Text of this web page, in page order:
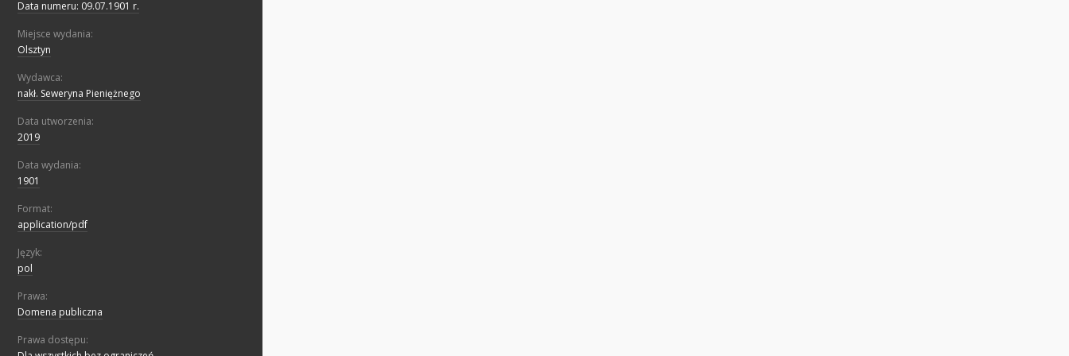
Data numeru: 09.07.1901 r.
Miejsce wydania:
Olsztyn
Wydawca:
nakł. Seweryna Pieniężnego
Data utworzenia:
2019
Data wydania:
1901
Format:
application/pdf
Język:
pol
Prawa:
Domena publiczna
Prawa dostępu: